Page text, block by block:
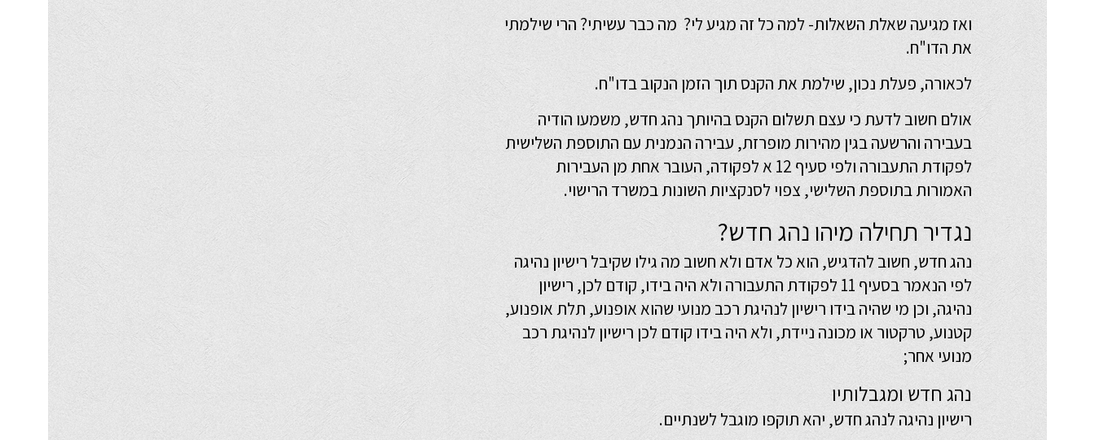
ואז מגיעה שאלת השאלות- למה כל זה מגיע לי? מה כבר עשיתי? הרי שילמתי
את הדו"ח.
לכאורה, פעלת נכון, שילמת את הקנס תוך הזמן הנקוב בדו"ח.
אולם חשוב לדעת כי עצם תשלום הקנס בהיותך נהג חדש, משמעו הודיה
בעבירה והרשעה בגין מהירות מופרזת, עבירה הנמנית עם התוספת השלישית
לפקודת התעבורה ולפי סעיף 12 א לפקודה, העובר אחת מן העבירות
האמורות בתוספת השלישי, צפוי לסנקציות השונות במשרד הרישוי.
נגדיר תחילה מיהו נהג חדש?
נהג חדש, חשוב להדגיש, הוא כל אדם ולא חשוב מה גילו שקיבל רישיון נהיגה
לפי הנאמר בסעיף 11 לפקודת התעבורה ולא היה בידו, קודם לכן, רישיון
נהיגה, וכן מי שהיה בידו רישיון לנהיגת רכב מנועי שהוא אופנוע, תלת אופנוע,
קטנוע, טרקטור או מכונה ניידת, ולא היה בידו קודם לכן רישיון לנהיגת רכב
מנועי אחר;
נהג חדש ומגבלותיו
רישיון נהיגה לנהג חדש, יהא תוקפו מוגבל לשנתיים.